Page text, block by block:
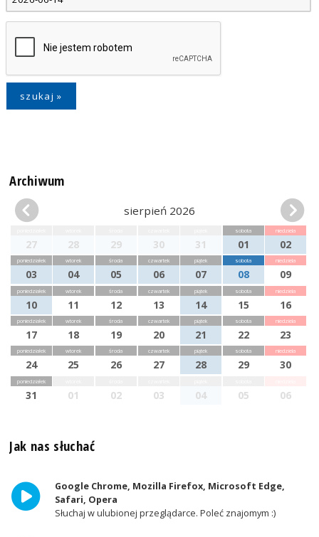
Archiwum
sierpień 2026
27 28 29 30 31
sobota
01
niedziela
02
poniedziałek
03
wtorek
04
środa
05
czwartek
06
piątek
07
sobota
08
niedziela
09
poniedziałek
10
wtorek
11
środa
12
czwartek
13
piątek
14
sobota
15
niedziela
16
poniedziałek
17
wtorek
18
środa
19
czwartek
20
piątek
21
sobota
22
niedziela
23
poniedziałek
24
wtorek
25
środa
26
czwartek
27
piątek
28
sobota
29
niedziela
30
poniedziałek
31 01 02 03 04 05 06
Jak nas słuchać
Google Chrome, Mozilla Firefox, Microsoft Edge,
Safari, Opera
Słuchaj w ulubionej przeglądarce. Poleć znajomym :)